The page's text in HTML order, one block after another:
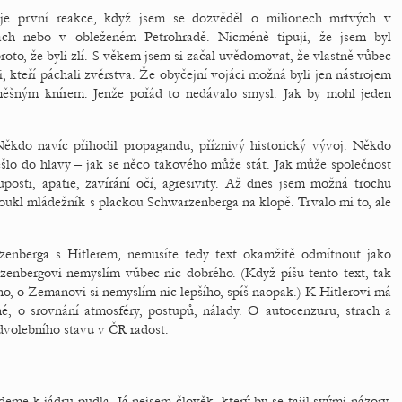
první reakce, když jsem se dozvěděl o milionech mrtvých v
nebo v obleženém Petrohradě. Nicméně tipuji, že jsem byl
že byli zlí. S věkem jsem si začal uvědomovat, že vlastně vůbec
páchali zvěrstva. Že obyčejní vojáci možná byli jen nástrojem
knírem. Jenže pořád to nedávalo smysl. Jak by mohl jeden
navíc přihodil propagandu, příznivý historický vývoj. Někdo
do hlavy – jak se něco takového může stát. Jak může společnost
apatie, zavírání očí, agresivity. Až dnes jsem možná trochu
mládežník s plackou Schwarzenberga na klopě. Trvalo mi to, ale
s Hitlerem, nemusíte tedy text okamžitě odmítnout jako
nemyslím vůbec nic dobrého. (Když píšu tento text, tak
o Zemanovi si nemyslím nic lepšího, spíš naopak.) K Hitlerovi má
o srovnání atmosféry, postupů, nálady. O autocenzuru, strach a
stavu v ČR radost.